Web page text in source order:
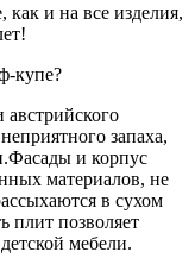
и на все изделия,
купе?
запаха,
и корпус
материалов, не
в сухом
плит позволяет
мебели.